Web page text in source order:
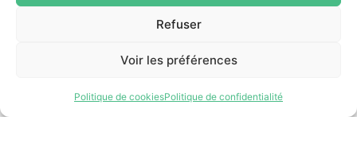
Refuser
Voir les préférences
Politique de cookiesPolitique de confidentialité
Développement d’entreprises
Défi OSEntreprendre
Boîte à outils